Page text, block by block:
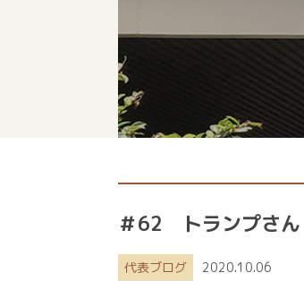
＃62 トランプさん
代表ブログ 2020.10.06